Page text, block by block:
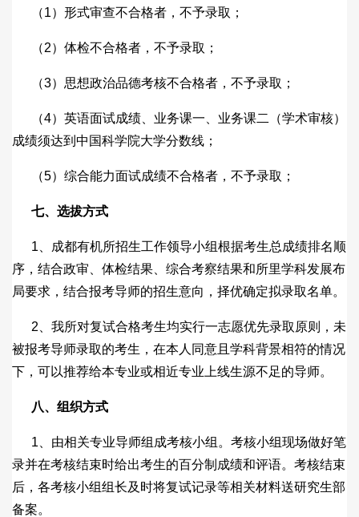
（1）形式审查不合格者，不予录取；
（2）体检不合格者，不予录取；
（3）思想政治品德考核不合格者，不予录取；
（4）英语面试成绩、业务课一、业务课二（学术审核）
成绩须达到中国科学院大学分数线；
（5）综合能力面试成绩不合格者，不予录取；
七、 选拔方式
1、成都有机所招生工作领导小组根据考生总成绩排名顺
序，结合政审、体检结果、综合考察结果和所里学科发展布
局要求，结合报考导师的招生意向，择优确定拟录取名单。
2、我所对复试合格考生均实行一志愿优先录取原则，未
被报考导师录取的考生，在本人同意且学科背景相符的情况
下，可以推荐给本专业或相近专业上线生源不足的导师。
八、组织方式
1、由相关专业导师组成考核小组。考核小组现场做好笔
录并在考核结束时给出考生的百分制成绩和评语。考核结束
后，各考核小组组长及时将复试记录等相关材料送研究生部
备案。